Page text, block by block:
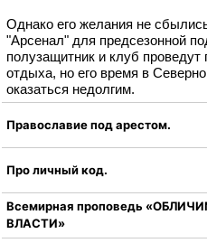
Однако его желания не
"Арсенал" для предсезонной
полузащитник и клуб проведут
отдыха, но его время в
оказаться недолгим.
Православие под арестом.
Про личный код.
Всемирная проповедь
ВЛАСТИ»